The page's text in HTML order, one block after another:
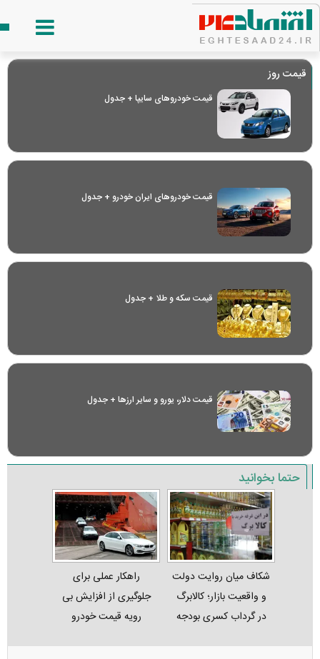
قیمت روز
قیمت خودرو‌های سایپا + جدول
قیمت خودرو‌های ایران خودرو + جدول
قیمت سکه و طلا + جدول
قیمت دلار، یورو و سایر ارز‌ها + جدول
حتما بخوانید
شکاف میان روایت دولت
و واقعیت بازار؛ کالابرگ
در گرداب کسری بودجه
راهکار عملی برای
جلوگیری از افزایش بی
رویه قیمت خودرو